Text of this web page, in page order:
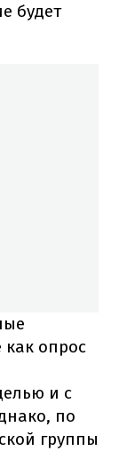
будет
как опрос
и с
по
группы